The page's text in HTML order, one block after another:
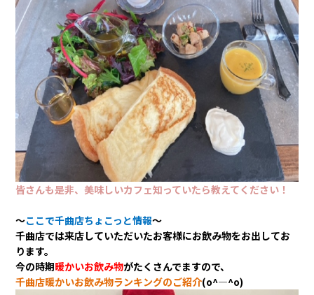
会社情報
カタ
リコ
お問
皆さんも是非、美味しいカフェ知っていたら教えてください！
～ここで千曲店ちょこっと情報～
千曲店では来店していただいたお客様にお飲み物をお出してお
ります。
今の時期暖かいお飲み物がたくさんでますので、
千曲店暖かいお飲み物ランキングのご紹介(o^―^o)